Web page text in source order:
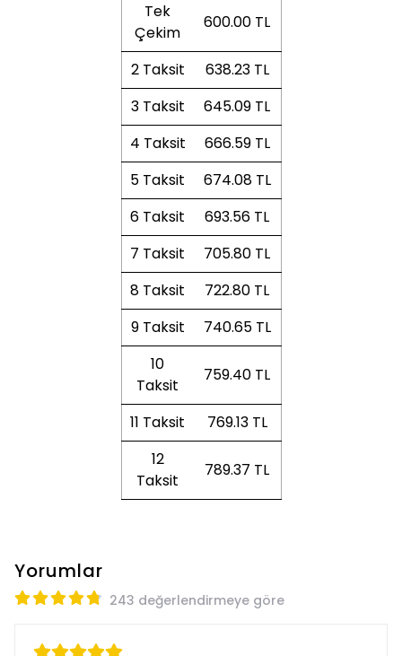
Tek
Çekim
600.00 TL
2 Taksit
638.23 TL
3 Taksit
645.09 TL
4 Taksit
666.59 TL
5 Taksit
674.08 TL
6 Taksit
693.56 TL
7 Taksit
705.80 TL
8 Taksit
722.80 TL
9 Taksit
740.65 TL
10
Taksit
759.40 TL
11 Taksit
769.13 TL
12
Taksit
789.37 TL
Yorumlar
243 değerlendirmeye göre